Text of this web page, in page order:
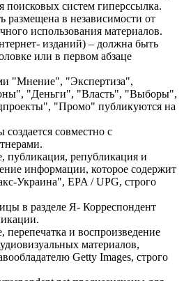
поисковых систем гиперссылка.
размещена в независимости от
использования материалов.
изданий) – должна быть
или в первом абзаце
"Мнение", "Экспертиза",
"Деньги", "Власть", "Выборы",
"Промо" публикуются на
совместно с
публикация, републикация и
информации, которое содержит
Украина", EPA / UPG, строго
в разделе Я- Корреспондент
и воспроизведение
материалов,
Getty Images, строго